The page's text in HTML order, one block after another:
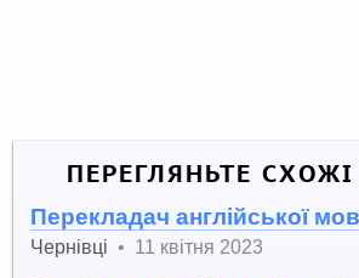
ПЕРЕГЛЯНЬТЕ
Перекладач англійської
Чернівці • 11 квітня 2023